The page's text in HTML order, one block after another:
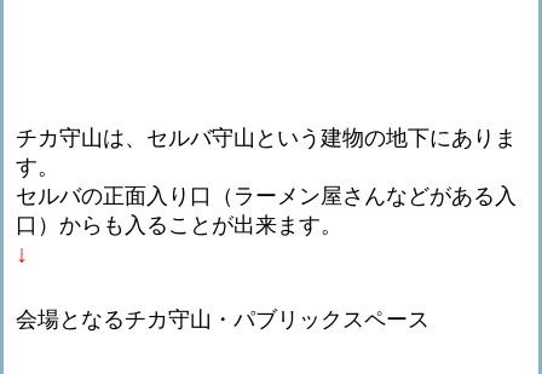
チカ守山は、セルバ守山という建物の地下にありま
す。
セルバの正面入り口（ラーメン屋さんなどがある入
口）からも入ることが出来ます。
↓
会場となるチカ守山・パブリックスペース